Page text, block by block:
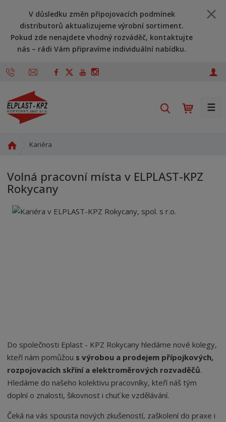
V důsledku změn připojovacích podmínek
distributorů aktualizujeme výrobní sortiment.
Pokud zde nenajdete vhodný rozváděč, kontaktujte
nás – rádi Vám připravíme individuální nabídku.
a
☰
d
n
s
Kariéra
Volná pracovní místa v ELPLAST-KPZ
Rokycany
Do společnosti Eplast - KPZ Rokycany hledáme nové kolegy,
kteří nám pomůžou s výrobou a prodejem přípojkových,
rozpojovacích skříní a elektroměrových rozvaděčů.
Hledáme do našeho kolektivu pracovníky, kteří náš tým
doplní o znalosti, šikovnost i chuť ke vzdělávání.
Čeká na vás spousta nových zkušeností, zaškolení do praxe i